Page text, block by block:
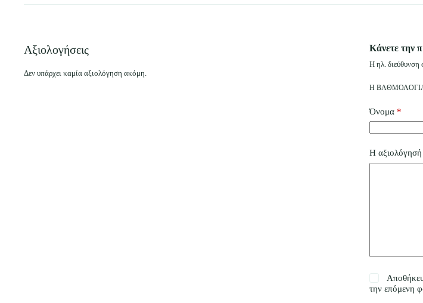
Αξιολογήσεις
Δεν υπάρχει καμία αξιολόγηση ακόμη.
Κάνετε την
Η ηλ. διεύθυνση
Η
Όνομα*
Η
την επόμενη